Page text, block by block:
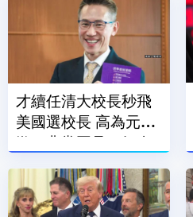
才續任清大校長秒飛
美國選校長 高為元道
歉：非常罕見、好奇